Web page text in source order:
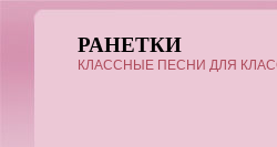
РАНЕТКИ
КЛАССНЫЕ ПЕСНИ ДЛЯ